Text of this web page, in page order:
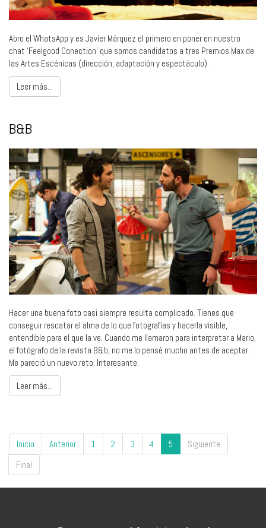
Abro el WhatsApp y es Javier Márquez el primero en poner en nuestro
chat ‘Feelgood Conection’ que somos candidatos a tres Premios Max de
las Artes Escénicas (dirección, adaptación y espectáculo).
Leer más...
B&B
Hacer una buena foto casi siempre resulta complicado. Tienes que
conseguir rescatar el alma de lo que fotografías y hacerla visible,
entendible para el que la ve. Cuando me llamaron para interpretar a Mario,
el fotógrafo de la revista B&b, no me lo pensé mucho antes de aceptar.
Me pareció un nuevo reto. Interesante.
Leer más...
Inicio Anterior 1 2 3 4 5
Siguiente
Final